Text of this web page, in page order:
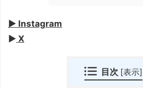
▶︎ Instagram
▶︎ X
目次 [表示]